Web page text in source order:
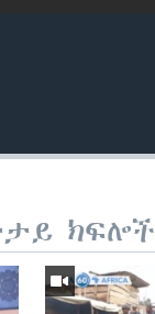
ክፍሎች